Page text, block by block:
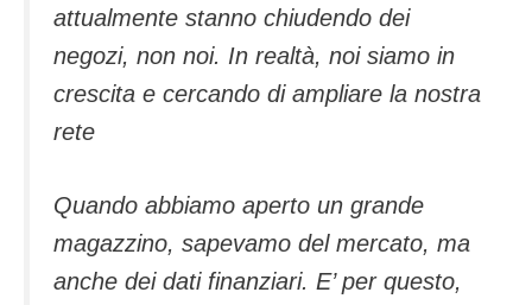
attualmente stanno chiudendo dei
negozi, non noi. In realtà, noi siamo in
crescita e cercando di ampliare la nostra
rete
Quando abbiamo aperto un grande
magazzino, sapevamo del mercato, ma
anche dei dati finanziari. E’ per questo,